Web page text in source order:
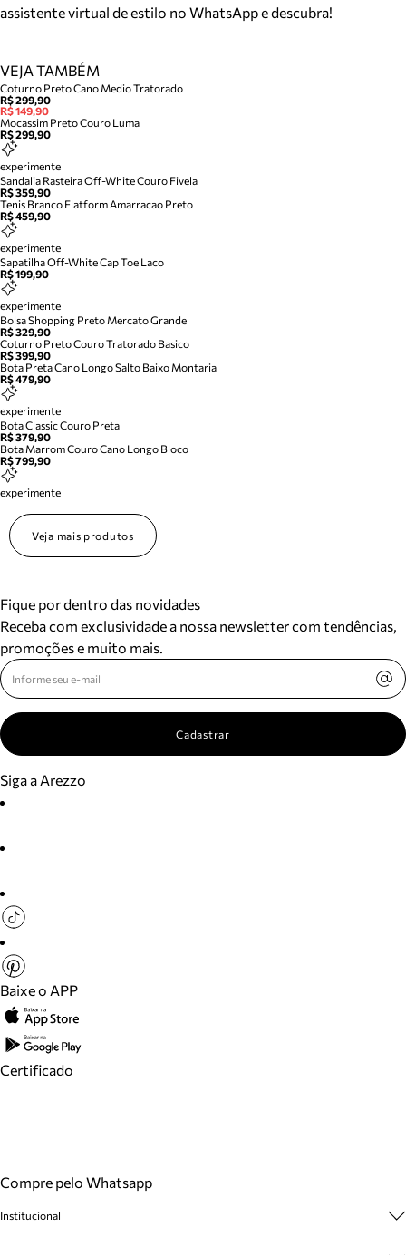
assistente virtual de estilo no WhatsApp e descubra!
VEJA TAMBÉM
Coturno Preto Cano Medio Tratorado
R$ 299,90
R$ 149,90
Mocassim Preto Couro Luma
R$ 299,90
experimente
Sandalia Rasteira Off-White Couro Fivela
R$ 359,90
Tenis Branco Flatform Amarracao Preto
R$ 459,90
experimente
Sapatilha Off-White Cap Toe Laco
R$ 199,90
experimente
Bolsa Shopping Preto Mercato Grande
R$ 329,90
Coturno Preto Couro Tratorado Basico
R$ 399,90
Bota Preta Cano Longo Salto Baixo Montaria
R$ 479,90
experimente
Bota Classic Couro Preta
R$ 379,90
Bota Marrom Couro Cano Longo Bloco
R$ 799,90
experimente
Veja mais produtos
Fique por dentro das novidades
Receba com exclusividade a nossa newsletter com tendências,
promoções e muito mais.
Cadastrar
Siga a Arezzo
Baixe o APP
Certificado
Compre pelo Whatsapp
Institucional